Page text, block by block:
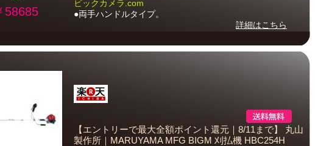
58685
ビックカメラ.com
●両手ハンドルタイプ。
詳細はこちら
【エントリーで最大全額ポイント還元｜8/11まで】 丸山
製作所｜MARUYAMA MFG BIGM 刈払機 HBC254H